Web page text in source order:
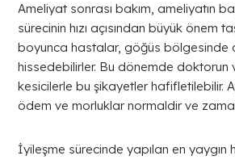
Ameliyat sonrası bakım, ameliyatın
sürecinin hızı açısından büyük önem
boyunca hastalar, göğüs bölgesinde
hissedebilirler. Bu dönemde doktorun
kesicilerle bu şikayetler hafifletilebilir.
ödem ve morluklar normaldir ve
İyileşme sürecinde yapılan en yaygın